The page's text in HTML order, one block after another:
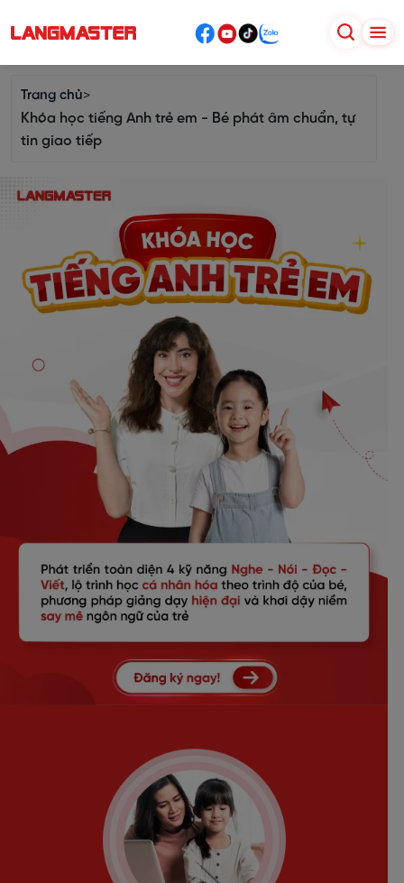
Trang chủ>
Khóa học tiếng Anh trẻ em - Bé phát âm chuẩn, tự
tin giao tiếp